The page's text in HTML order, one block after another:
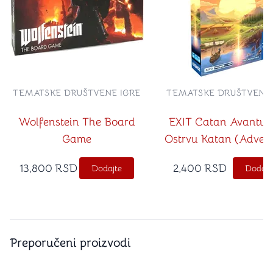
Wolfenstein The Board
Game
TEMATSKE DRUŠTVENE IGRE
13,800 RSD Dodajte
EXIT Catan
Ostrvu Katan
on Catan na
jeziku)
TEMATSKE DRUŠTVENE
2,400 RSD
Preporučeni proizvodi